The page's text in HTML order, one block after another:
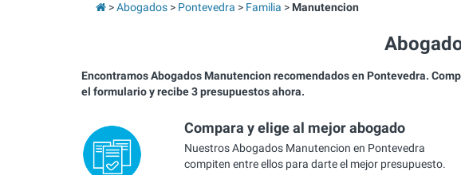
Abogados Pontevedra Familia Manutencion
Encontramos Abogados Manutencion recomendados en Pontevedra.
el formulario y recibe 3 presupuestos ahora.
Compara y elige al mejor abogado
Nuestros Abogados Manutencion en Pontevedra
compiten entre ellos para darte el mejor presupuesto.